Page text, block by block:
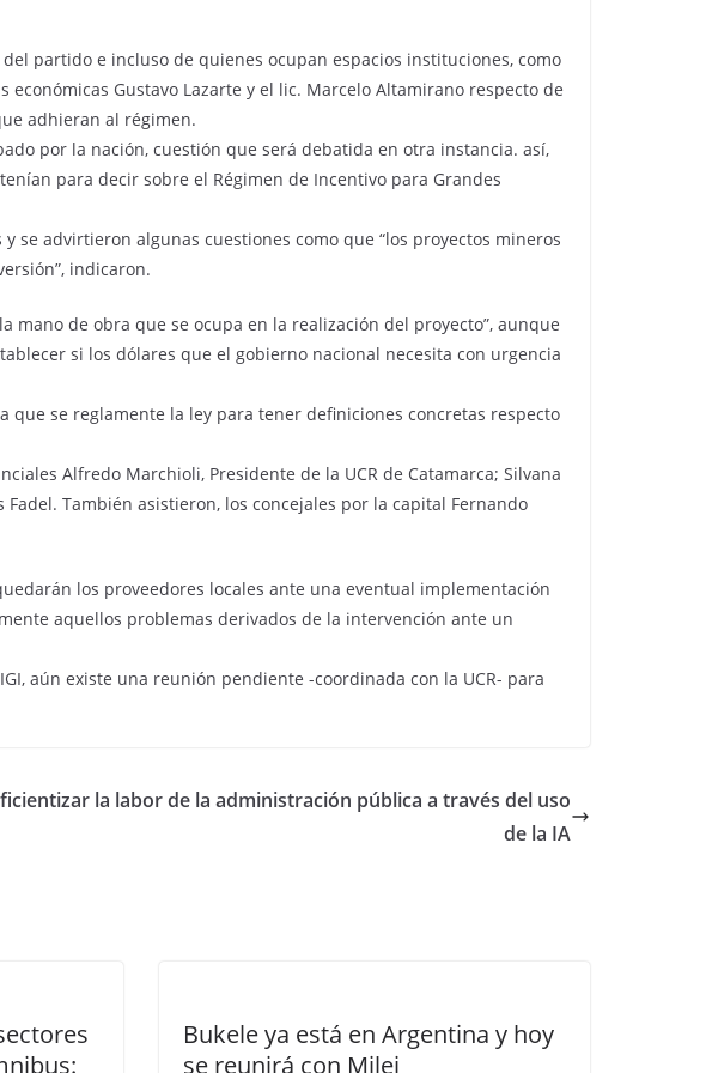
partido e incluso de quienes ocupan espacios instituciones, como
Gustavo Lazarte y el lic. Marcelo Altamirano respecto de
adhieran al régimen.
por la nación, cuestión que será debatida en otra instancia. así,
para decir sobre el Régimen de Incentivo para Grandes
se advirtieron algunas cuestiones como que “los proyectos mineros
indicaron.
de obra que se ocupa en la realización del proyecto”, aunque
si los dólares que el gobierno nacional necesita con urgencia
que se reglamente la ley para tener definiciones concretas respecto
Alfredo Marchioli, Presidente de la UCR de Catamarca; Silvana
También asistieron, los concejales por la capital Fernando
los proveedores locales ante una eventual implementación
aquellos problemas derivados de la intervención ante un
aún existe una reunión pendiente -coordinada con la UCR- para
la labor de la administración pública a través del uso
de la IA
Bukele ya está en Argentina y hoy
se reunirá con Milei